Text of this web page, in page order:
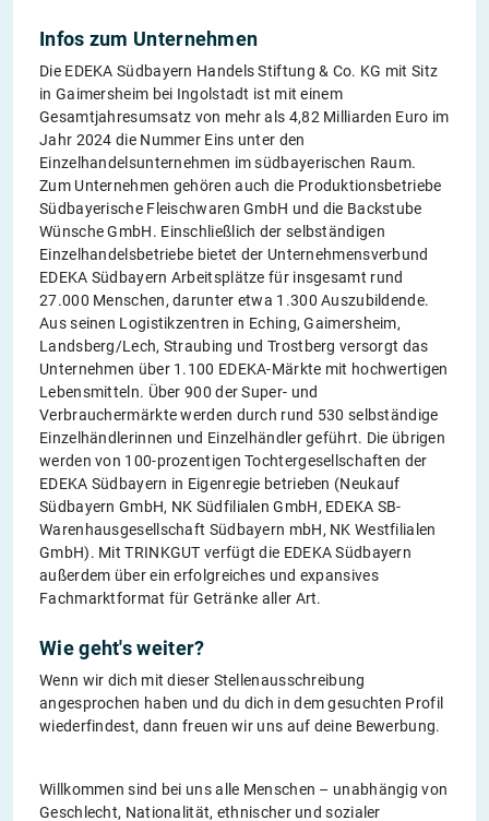
Infos zum Unternehmen
Die EDEKA Südbayern Handels Stiftung & Co. KG mit Sitz
in Gaimersheim bei Ingolstadt ist mit einem
Gesamtjahresumsatz von mehr als 4,82 Milliarden Euro im
Jahr 2024 die Nummer Eins unter den
Einzelhandelsunternehmen im südbayerischen Raum.
Zum Unternehmen gehören auch die Produktionsbetriebe
Südbayerische Fleischwaren GmbH und die Backstube
Wünsche GmbH. Einschließlich der selbständigen
Einzelhandelsbetriebe bietet der Unternehmensverbund
EDEKA Südbayern Arbeitsplätze für insgesamt rund
27.000 Menschen, darunter etwa 1.300 Auszubildende.
Aus seinen Logistikzentren in Eching, Gaimersheim,
Landsberg/Lech, Straubing und Trostberg versorgt das
Unternehmen über 1.100 EDEKA-Märkte mit hochwertigen
Lebensmitteln. Über 900 der Super- und
Verbrauchermärkte werden durch rund 530 selbständige
Einzelhändlerinnen und Einzelhändler geführt. Die übrigen
werden von 100-prozentigen Tochtergesellschaften der
EDEKA Südbayern in Eigenregie betrieben (Neukauf
Südbayern GmbH, NK Südfilialen GmbH, EDEKA SB-
Warenhausgesellschaft Südbayern mbH, NK Westfilialen
GmbH). Mit TRINKGUT verfügt die EDEKA Südbayern
außerdem über ein erfolgreiches und expansives
Fachmarktformat für Getränke aller Art.
Wie geht's weiter?
Wenn wir dich mit dieser Stellenausschreibung
angesprochen haben und du dich in dem gesuchten Profil
wiederfindest, dann freuen wir uns auf deine Bewerbung.
Willkommen sind bei uns alle Menschen – unabhängig von
Geschlecht, Nationalität, ethnischer und sozialer